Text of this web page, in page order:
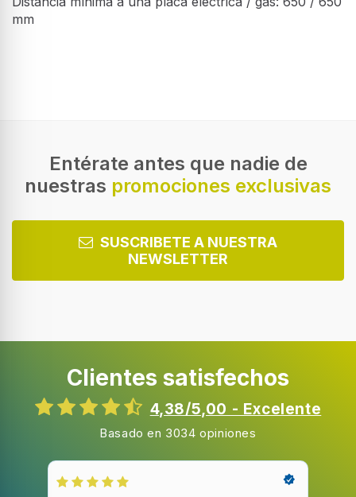
mm
Canalizado/Recirculación
Clasificación eficiencia dinámica de fluidos
Clasificación de eficiencia de filtrado de grasas
4
Velocidad intensiva
Entérate antes que nadie de
nuestras promociones exclusivas
SUSCRIBETE A NUESTRA
NEWSLETTER
Clientes satisfechos
4,38/5,00 - Excelente
Basado en 3034 opiniones